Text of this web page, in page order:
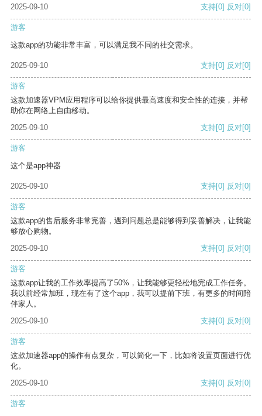
2025-09-10 支持[0] 反对[0]
游客
这款app的功能非常丰富，可以满足我不同的社交需求。
2025-09-10 支持[0] 反对[0]
游客
这款加速器VPM应用程序可以给你提供最高速度和安全性的连接，并帮
助你在网络上自由移动。
2025-09-10
支持[0] 反对[0]
游客
这个是app神器
2025-09-10 支持[0] 反对[0]
游客
这款app的售后服务非常完善，遇到问题总是能够得到妥善解决，让我能
够放心购物。
2025-09-10
支持[0] 反对[0]
游客
这款app让我的工作效率提高了50%，让我能够更轻松地完成工作任务。
我以前经常加班，现在有了这个app，我可以提前下班，有更多的时间陪
伴家人。
2025-09-10
支持[0] 反对[0]
游客
这款加速器app的操作有点复杂，可以简化一下，比如将设置页面进行优
化。
2025-09-10
支持[0] 反对[0]
游客